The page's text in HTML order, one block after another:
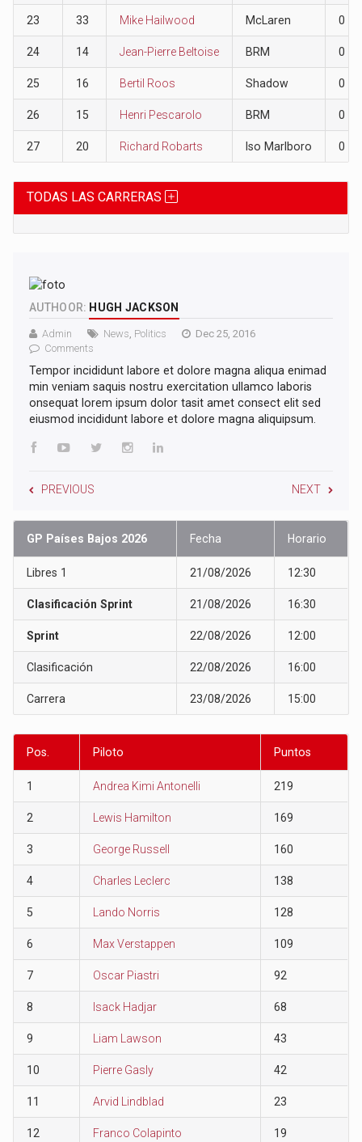
23 33 Mike Hailwood McLaren 0
24 14 Jean-Pierre Beltoise BRM 0
25 16 Bertil Roos Shadow 0
26 15 Henri Pescarolo BRM 0
27 20 Richard Robarts Iso Marlboro 0
TODAS LAS CARRERAS
AUTHOOR: HUGH JACKSON
Admin News Politics
Dec 25, 2016
Comments
Tempor incididunt labore et dolore magna aliqua enimad
min veniam saquis nostru exercitation ullamco laboris
onsequat lorem ipsum dolor tasit amet consect elit sed
eiusmod incididunt labore et dolore magna aliquipsum.
PREVIOUS NEXT
GP Países Bajos 2026 Fecha Horario
Libres 1 21/08/2026 12:30
Clasificación Sprint 21/08/2026 16:30
Sprint 22/08/2026 12:00
Clasificación 22/08/2026 16:00
Carrera 23/08/2026 15:00
Pos. Piloto Puntos
1 Andrea Kimi Antonelli 219
2 Lewis Hamilton 169
3 George Russell 160
4 Charles Leclerc 138
5 Lando Norris 128
6 Max Verstappen 109
7 Oscar Piastri 92
8 Isack Hadjar 68
9 Liam Lawson 43
10 Pierre Gasly 42
11 Arvid Lindblad 23
12 Franco Colapinto 19